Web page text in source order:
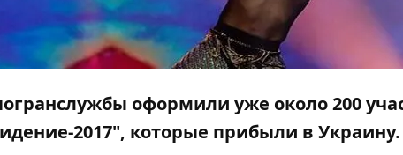
оформили уже около 200
2017", которые прибыли в Украину.